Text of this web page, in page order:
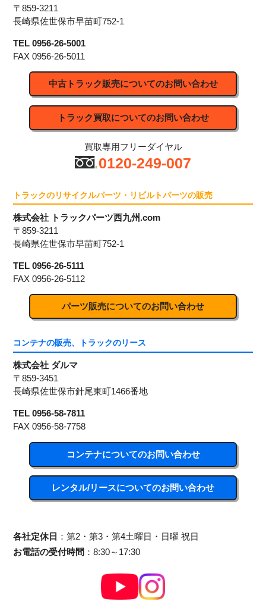
〒859-3211
長崎県佐世保市早苗町752-1
TEL 0956-26-5001
FAX 0956-26-5011
中古トラック販売についてのお問い合わせ
トラック買取についてのお問い合わせ
買取専用フリーダイヤル
0120-249-007
トラックのリサイクルパーツ・リビルトパーツの販売
株式会社 トラックパーツ西九州.com
〒859-3211
長崎県佐世保市早苗町752-1
TEL 0956-26-5111
FAX 0956-26-5112
パーツ販売についてのお問い合わせ
コンテナの販売、トラックのリース
株式会社 ダルマ
〒859-3451
長崎県佐世保市針尾東町1466番地
TEL 0956-58-7811
FAX 0956-58-7758
コンテナについてのお問い合わせ
レンタル/リースについてのお問い合わせ
各社定休日 ：第2・第3・第4土曜日・日曜 祝日
お電話の受付時間 ：8:30～17:30